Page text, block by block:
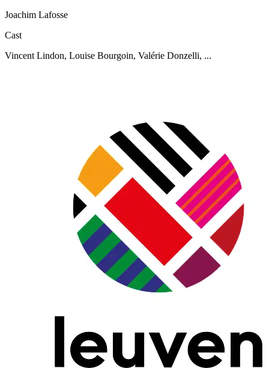
Joachim Lafosse
Cast
Vincent Lindon, Louise Bourgoin, Valérie Donzelli, ...